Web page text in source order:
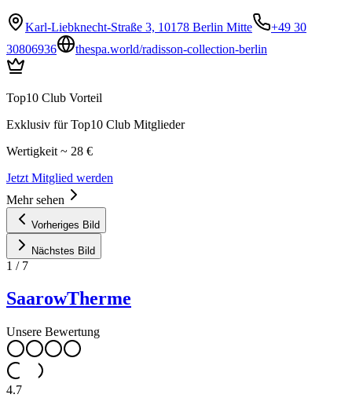
Karl-Liebknecht-Straße 3, 10178 Berlin Mitte
+49 30
30806936
thespa.world/radisson-collection-berlin
Top10 Club Vorteil
Exklusiv für Top10 Club Mitglieder
Wertigkeit ~ 28 €
Jetzt Mitglied werden
Mehr sehen
Vorheriges Bild
Nächstes Bild
1 / 7
SaarowTherme
Unsere Bewertung
4.7